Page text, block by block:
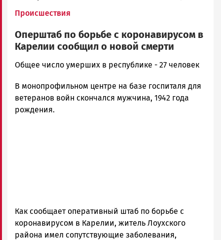
Происшествия
Оперштаб по борьбе с коронавирусом в
Карелии сообщил о новой смерти
Корректор
Петрозаводска
и
Карелии
Общее число умерших в республике - 27 человек
В монопрофильном центре на базе госпиталя для
ветеранов войн скончался мужчина, 1942 года
рождения.
Как сообщает оперативный штаб по борьбе с
коронавирусом в Карелии, житель Лоухского
района имел сопутствующие заболевания,